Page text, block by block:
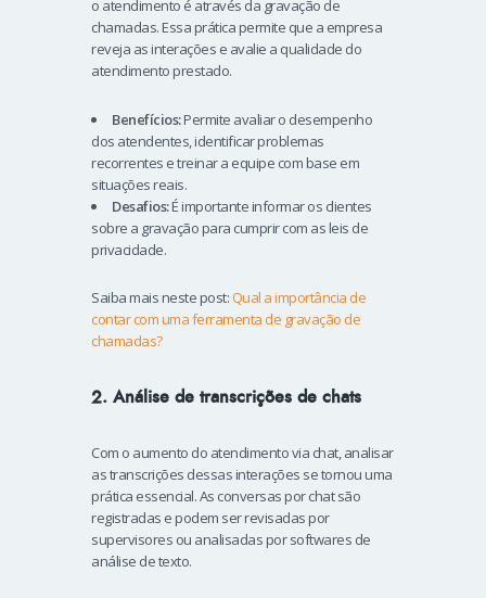
o atendimento é através da gravação de
chamadas. Essa prática permite que a empresa
reveja as interações e avalie a qualidade do
atendimento prestado.
Benefícios:Permite avaliar o desempenho
dos atendentes, identificar problemas
recorrentes e treinar a equipe com base em
situações reais.
Desafios:É importante informar os clientes
sobre a gravação para cumprir com as leis de
privacidade.
Saiba mais neste post: Qual a importância de
contar com uma ferramenta de gravação de
chamadas?
2. Análise de transcrições de chats
Com o aumento do atendimento via chat, analisar
as transcrições dessas interações se tornou uma
prática essencial. As conversas por chat são
registradas e podem ser revisadas por
supervisores ou analisadas por softwares de
análise de texto.